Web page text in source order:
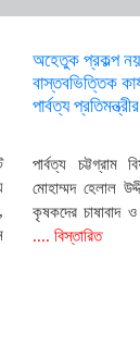
অহেতুক প্রকল্প
বাস্তবভিত্তিক
পার্বত্য প্রতিমন্ত্রীর
পার্বত্য চট্টগ্রাম
মোহাম্মদ হেলাল
কৃষকদের চাষাবাদ
.... বিস্তারিত